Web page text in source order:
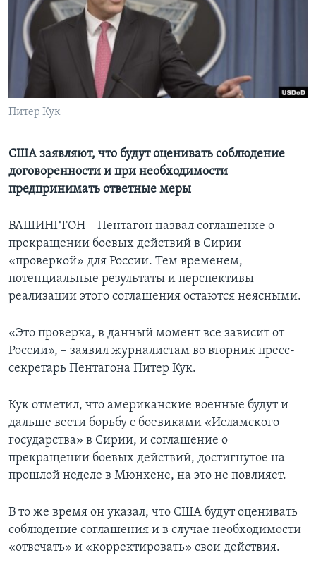
Learning English
СОЦИАЛЬНЫЕ СЕТИ
Питер Кук
США заявляют, что будут оценивать соблюдение
договоренности и при необходимости
предпринимать ответные меры
ВАШИНГТОН – Пентагон назвал соглашение о
прекращении боевых действий в Сирии
«проверкой» для России. Тем временем,
потенциальные результаты и перспективы
реализации этого соглашения остаются неясными.
«Это проверка, в данный момент все зависит от
России», – заявил журналистам во вторник пресс-
секретарь Пентагона Питер Кук.
Кук отметил, что американские военные будут и
дальше вести борьбу с боевиками «Исламского
государства» в Сирии, и соглашение о
прекращении боевых действий, достигнутое на
прошлой неделе в Мюнхене, на это не повлияет.
В то же время он указал, что США будут оценивать
соблюдение соглашения и в случае необходимости
«отвечать» и «корректировать» свои действия.